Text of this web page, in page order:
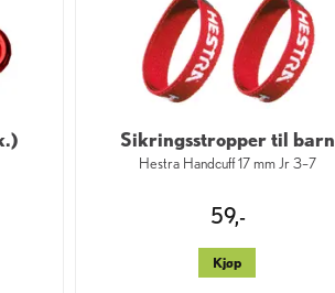
Sikringsstropper til barn
Hestra Handcuff 17 mm Jr 3–7
59,-
Kjøp